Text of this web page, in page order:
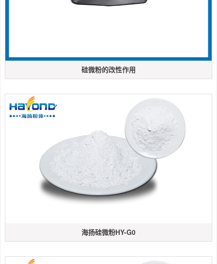
硅微粉的改性作用
海扬硅微粉HY-G0